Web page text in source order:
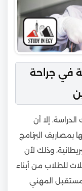
في جراحة
إلا أن
بمصاريف البرنامج
وذلك لأن
للطلاب من أبناء
المهني